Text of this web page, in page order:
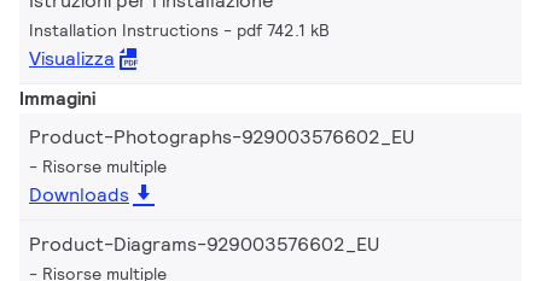
Installation Instructions pdf 742.1 kB
Visualizza
Immagini
Product-Photographs-929003576602_EU
Risorse multiple
Downloads
Product-Diagrams-929003576602_EU
Risorse multiple